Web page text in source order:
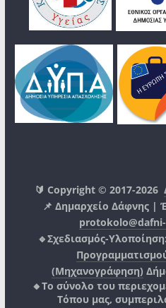
🔰 Copyright © 2017-2026
📌 Δημαρχείο Δάφνης |
🔹Σχεδιασμός-Υλοποίηση:
(Μηχανογράφηση)
🔸Το σύνολο του
Τόπου μας,